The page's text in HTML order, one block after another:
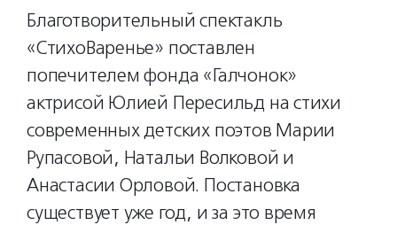
Благотворительный спектакль
«СтихоВаренье» поставлен
попечителем фонда «Галчонок»
актрисой Юлией Пересильд на стихи
современных детских поэтов Марии
Рупасовой, Натальи Волковой и
Анастасии Орловой. Постановка
существует уже год, и за это время